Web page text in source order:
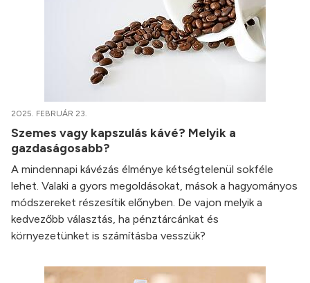
2025. FEBRUÁR 23.
Szemes vagy kapszulás kávé? Melyik a
gazdaságosabb?
A mindennapi kávézás élménye kétségtelenül sokféle
lehet. Valaki a gyors megoldásokat, mások a hagyományos
módszereket részesítik előnyben. De vajon melyik a
kedvezőbb választás, ha pénztárcánkat és
környezetünket is számításba vesszük?